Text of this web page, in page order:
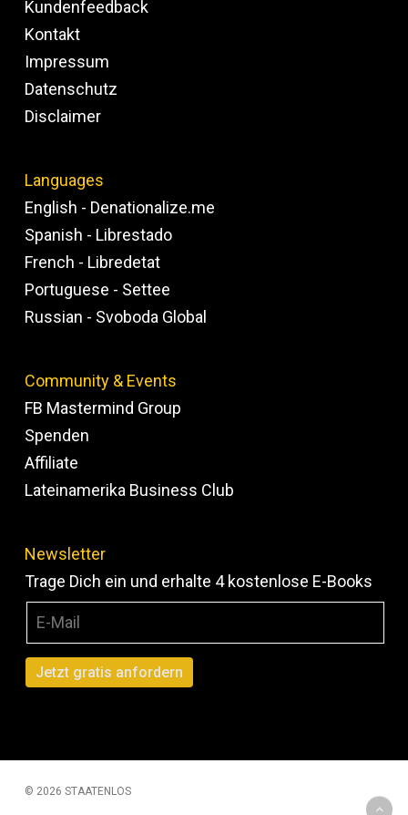
Kundenfeedback
Kontakt
Impressum
Datenschutz
Disclaimer
Languages
English - Denationalize.me
Spanish - Librestado
French - Libredetat
Portuguese - Settee
Russian - Svoboda Global
Community & Events
FB Mastermind Group
Spenden
Affiliate
Lateinamerika Business Club
Newsletter
Trage Dich ein und erhalte 4 kostenlose E-Books
© 2026 STAATENLOS